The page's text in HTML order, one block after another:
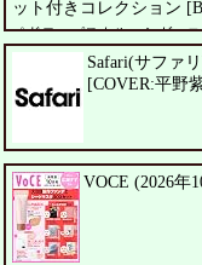
ット付きコレクション
ペドロ・パスカル、シガー
Safari(サファ
[COVER:平野
VOCE (2026年